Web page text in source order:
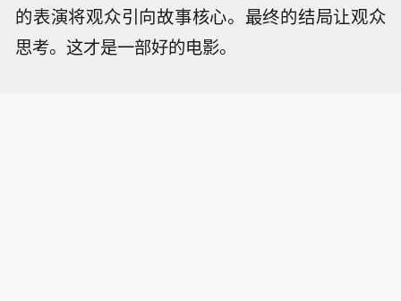
的表演将观众引向故事核心。最终的结局让观众
思考。这才是一部好的电影。